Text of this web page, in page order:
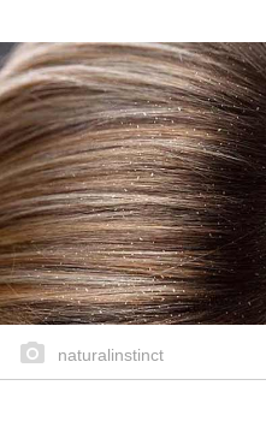
naturalinstinct